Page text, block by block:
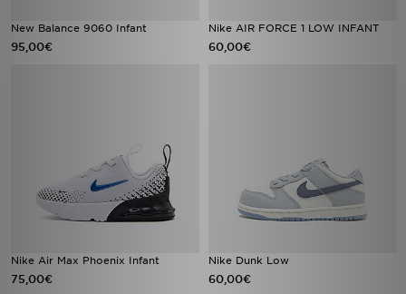
New Balance 9060 Infant
95,00€
Nike AIR FORCE 1 LOW INFANT
60,00€
Nike Air Max Phoenix Infant
75,00€
Nike Dunk Low
60,00€